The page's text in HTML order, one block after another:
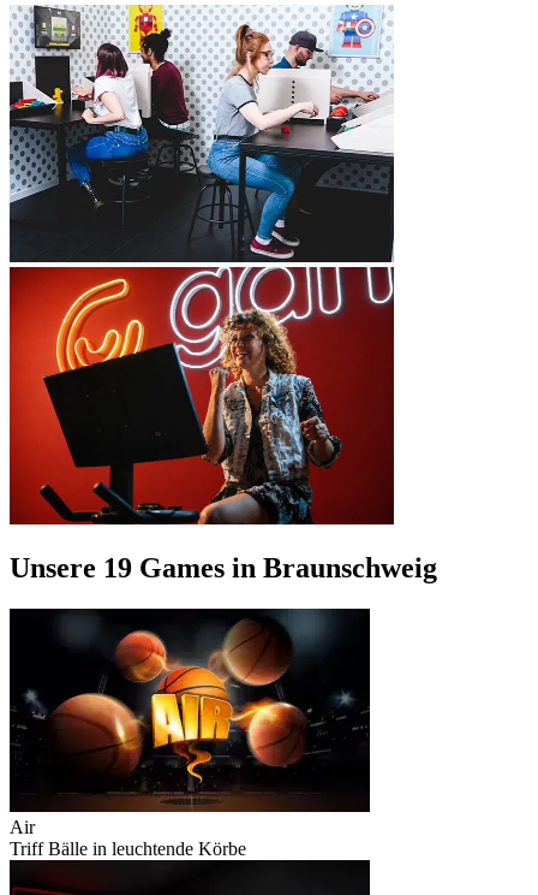
Unsere 19 Games in Braunschweig
Air
Triff Bälle in leuchtende Körbe